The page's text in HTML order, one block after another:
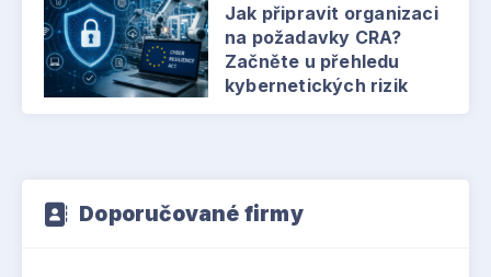
Jak připravit organizaci
na požadavky CRA?
Začněte u přehledu
kybernetických rizik
Doporučované firmy